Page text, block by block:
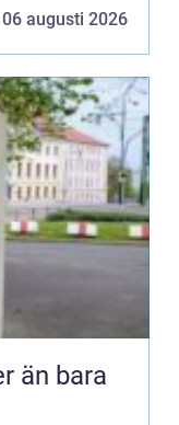
06 augusti 2026